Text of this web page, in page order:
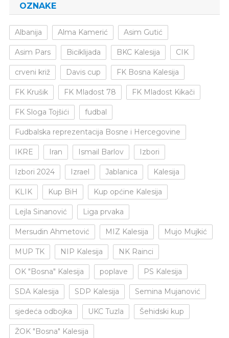
OZNAKE
Albanija Alma Kamerić Asim Gutić
Asim Pars Biciklijada BKC Kalesija CIK
crveni križ Davis cup FK Bosna Kalesija
FK Krušik FK Mladost 78 FK Mladost Kikači
FK Sloga Tojšići fudbal
Fudbalska reprezentacija Bosne i Hercegovine
IKRE Iran Ismail Barlov Izbori
Izbori 2024 Izrael Jablanica Kalesija
KLIK Kup BiH Kup općine Kalesija
Lejla Sinanović Liga prvaka
Mersudin Ahmetović MIZ Kalesija Mujo Mujkić
MUP TK NIP Kalesija NK Rainci
OK "Bosna" Kalesija poplave PS Kalesija
SDA Kalesija SDP Kalesija Semina Mujanović
sjedeća odbojka UKC Tuzla Šehidski kup
ŽOK "Bosna" Kalesija